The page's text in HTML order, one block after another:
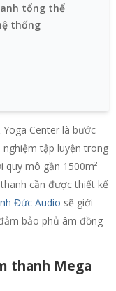
tổng thể
thống
Fitness & Yoga
án Center là bước
tập luyện trong
quy mô gần 1500m²
cần được thiết kế
Đức Audio sẽ giới
bảo phủ âm đồng
thanh Mega